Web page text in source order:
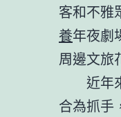
客和不雅
養年夜劇
周邊文旅
近年
合為抓手